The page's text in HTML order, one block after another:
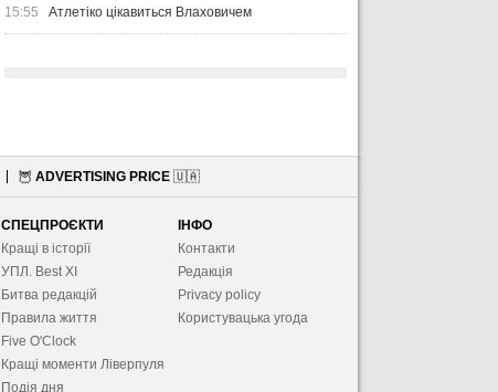
15:55 Атлетіко цікавиться Влаховичем
🦉 ADVERTISING PRICE 🇺🇦
СПЕЦПРОЄКТИ
Кращі в історії
УПЛ. Best XІ
Битва редакцій
Правила життя
Five O'Clock
Кращі моменти Ліверпуля
Подія дня
ІНФО
Контакти
Редакція
Privacy policy
Користувацька угода